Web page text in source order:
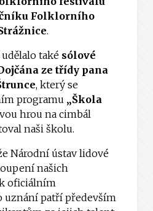
Folklorního
.
také sólové
ze třídy pana
, který se
programu „Škola
hrou na cimbál
naši školu.
Národní ústav lidové
našich
oficiálním
uznání patří především